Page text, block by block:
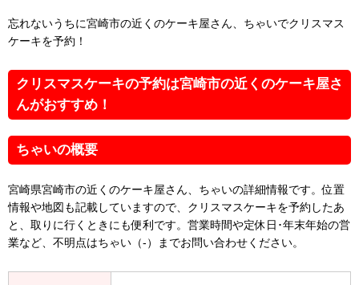
忘れないうちに宮崎市の近くのケーキ屋さん、ちゃいでクリスマス
ケーキを予約！
クリスマスケーキの予約は宮崎市の近くのケーキ屋さ
んがおすすめ！
ちゃいの概要
宮崎県宮崎市の近くのケーキ屋さん、ちゃいの詳細情報です。位置
情報や地図も記載していますので、クリスマスケーキを予約したあ
と、取りに行くときにも便利です。営業時間や定休日･年末年始の営
業など、不明点はちゃい（-）までお問い合わせください。